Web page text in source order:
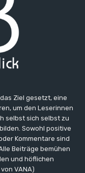
Ziel gesetzt, eine
um den Leserinnen
selbst sich selbst zu
Sowohl positive
Kommentare sind
Beiträge bemühen
und höflichen
VANA)